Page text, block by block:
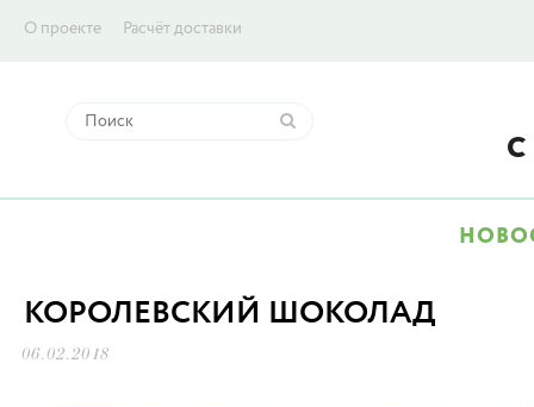
О проекте Расчёт доставки
КОРОЛЕВСКИЙ ШОКОЛАД
06.02.2018